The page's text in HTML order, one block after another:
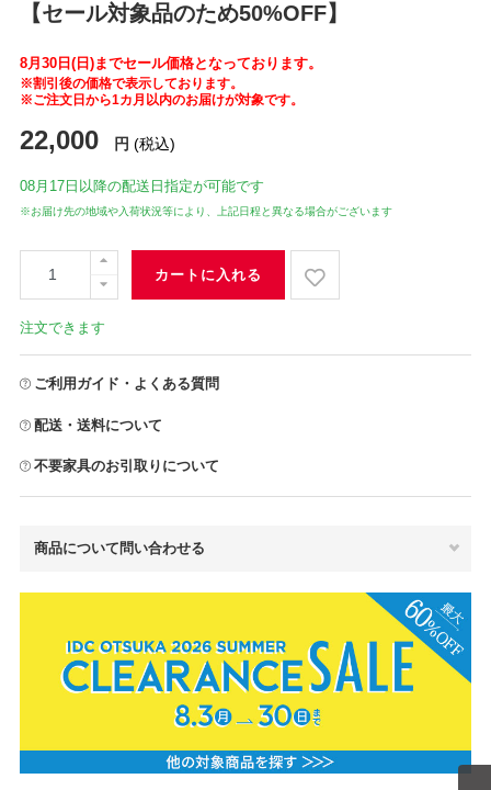
【セール対象品のため50%OFF】
8月30日(日)までセール価格となっております。
※割引後の価格で表示しております。
※ご注文日から1カ月以内のお届けが対象です。
22,000 円 (税込)
08月17日 以降の配送日指定が可能です
※お届け先の地域や入荷状況等により、上記日程と異なる場合がございます
カートに入れる
注文できます
ご利用ガイド・よくある質問
配送・送料について
不要家具のお引取りについて
商品について問い合わせる